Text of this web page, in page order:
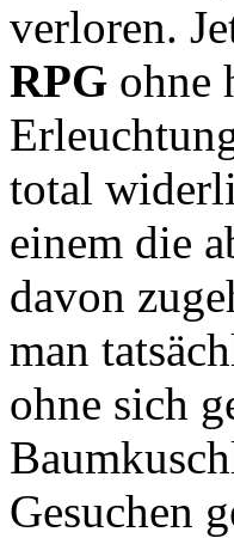
verloren.
RPG ohne
total
einem die
davon
man
ohne sich
Gesuchen